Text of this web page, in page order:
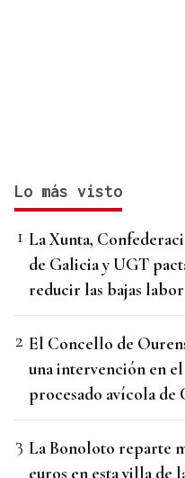
Lo más visto
La Xunta,
de Galicia y UGT
reducir las bajas
El Concello de
una intervención en
procesado avícola de
La Bonoloto reparte
euros en esta villa de